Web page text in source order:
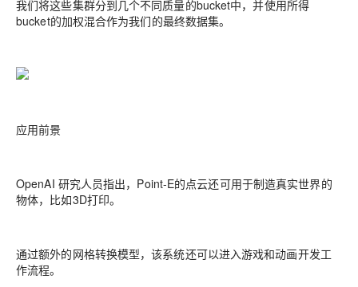
我们将这些集群分到几个不同质量的bucket中，并使用所得
bucket的加权混合作为我们的最终数据集。
应用前景
OpenAI 研究人员指出，Point-E的点云还可用于制造真实世界的
物体，比如3D打印。
通过额外的网格转换模型，该系统还可以进入游戏和动画开发工
作流程。